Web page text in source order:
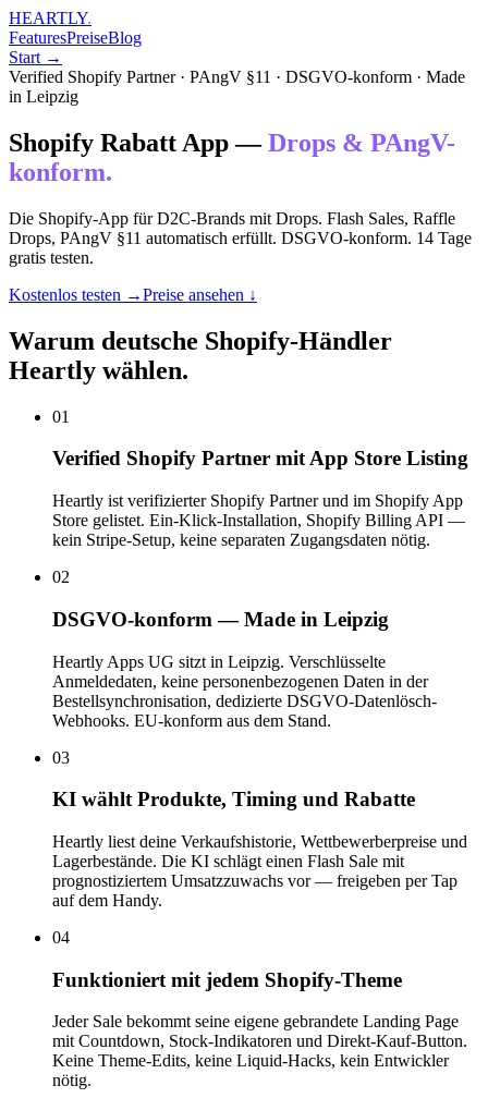
HEARTLY.
FeaturesPreiseBlog
Start →
Verified Shopify Partner · PAngV §11 · DSGVO-konform · Made
in Leipzig
Shopify Rabatt App — Drops & PAngV-
konform.
Die Shopify-App für D2C-Brands mit Drops. Flash Sales, Raffle
Drops, PAngV §11 automatisch erfüllt. DSGVO-konform. 14 Tage
gratis testen.
Kostenlos testen →Preise ansehen ↓
Warum deutsche Shopify-Händler
Heartly wählen.
01
Verified Shopify Partner mit App Store Listing
Heartly ist verifizierter Shopify Partner und im Shopify App
Store gelistet. Ein-Klick-Installation, Shopify Billing API —
kein Stripe-Setup, keine separaten Zugangsdaten nötig.
02
DSGVO-konform — Made in Leipzig
Heartly Apps UG sitzt in Leipzig. Verschlüsselte
Anmeldedaten, keine personenbezogenen Daten in der
Bestellsynchronisation, dedizierte DSGVO-Datenlösch-
Webhooks. EU-konform aus dem Stand.
03
KI wählt Produkte, Timing und Rabatte
Heartly liest deine Verkaufshistorie, Wettbewerberpreise und
Lagerbestände. Die KI schlägt einen Flash Sale mit
prognostiziertem Umsatzzuwachs vor — freigeben per Tap
auf dem Handy.
04
Funktioniert mit jedem Shopify-Theme
Jeder Sale bekommt seine eigene gebrandete Landing Page
mit Countdown, Stock-Indikatoren und Direkt-Kauf-Button.
Keine Theme-Edits, keine Liquid-Hacks, kein Entwickler
nötig.